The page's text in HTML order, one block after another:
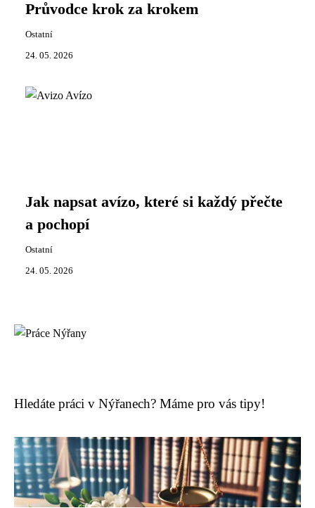
Průvodce krok za krokem
Ostatní
24. 05. 2026
Jak napsat avízo, které si každý přečte
a pochopí
Ostatní
24. 05. 2026
Hledáte práci v Nýřanech? Máme pro vás tipy!